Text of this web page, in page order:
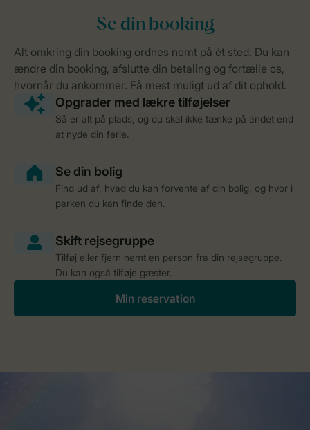
Så er alt på plads, og du skal ikke tænke på andet end
at nyde din ferie.
Find ud af, hvad du kan forvente af din bolig, og hvor i
parken du kan finde den.
Tilføj eller fjern nemt en person fra din rejsegruppe.
Du kan også tilføje gæster.
Min reservation